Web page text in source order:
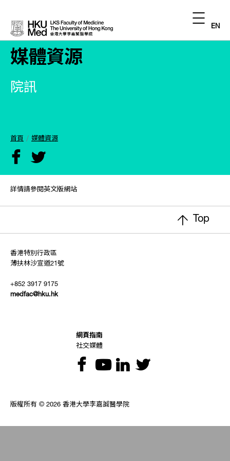
EN
媒體資源
院訊
首頁 媒體資源
詳情請參閱英文版網站
Top
香港特別行政區
薄扶林沙宣道21號
+852 3917 9175
medfac@hku.hk
網頁指南
社交媒體
版權所有 © 2026 香港大學李嘉誠醫學院